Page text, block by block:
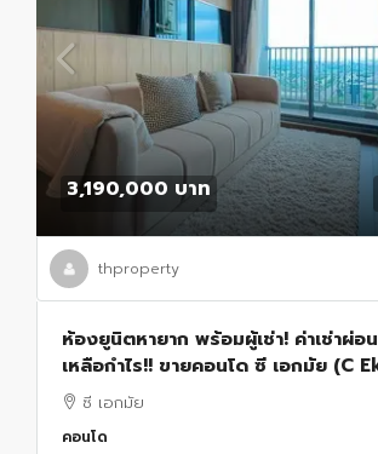
3,190,000 บาท
thproperty
ห้องยูนิตหายาก พร้อมผู้เช่า! ค่าเช่าผ่อ
เหลือกำไร!! ขายคอนโด ซี เอกมัย (C
ห้องนอน 27.74 ตร.ม.
ซี เอกมัย
คอนโด